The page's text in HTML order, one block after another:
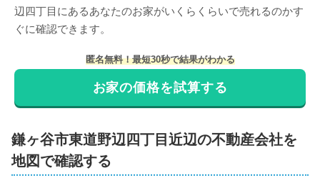
辺四丁目 にあるあなたのお家がいくらくらいで売れるのかす
ぐに確認できます。
匿名無料！最短30秒で結果がわかる
お家の価格を試算する
鎌ヶ谷市東道野辺四丁目近辺の不動産会社を
地図で確認する